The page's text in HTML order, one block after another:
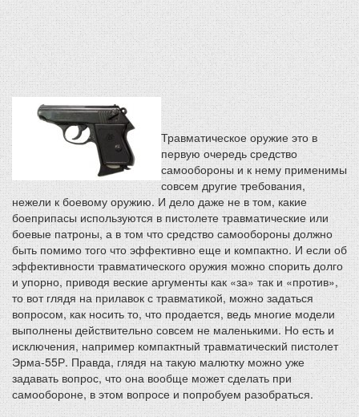
Травматическое оружие это в
первую очередь средство
самообороны и к нему применимы
совсем другие требования,
нежели к боевому оружию. И дело даже не в том, какие
боеприпасы используются в пистолете травматические или
боевые патроны, а в том что средство самообороны должно
быть помимо того что эффективно еще и компактно. И если об
эффективности травматического оружия можно спорить долго
и упорно, приводя веские аргументы как «за» так и «против»,
то вот глядя на прилавок с травматикой, можно задаться
вопросом, как носить то, что продается, ведь многие модели
выполнены действительно совсем не маленькими. Но есть и
исключения, например компактный травматический пистолет
Эрма-55Р. Правда, глядя на такую малютку можно уже
задавать вопрос, что она вообще может сделать при
самообороне, в этом вопросе и попробуем разобраться.